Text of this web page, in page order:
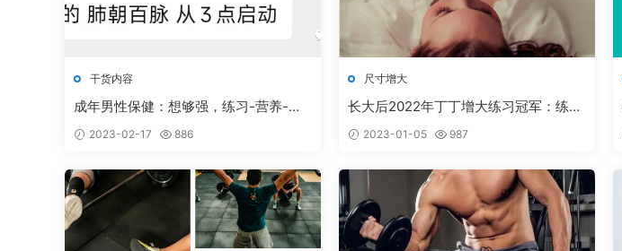
干货内容
成年男性保健：想够强，练习-营养-气
2023-02-17 886
尺寸增大
长大后2022年丁丁增大练习冠军：练习
2023-01-05 987